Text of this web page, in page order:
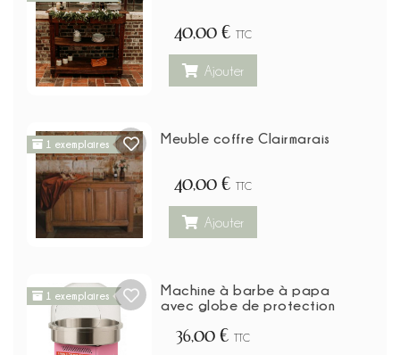
40,00 € TTC
Ajouter
1 exemplaires Meuble coffre Clairmarais
40,00 € TTC
Ajouter
1 exemplaires
Machine à barbe à papa
avec globe de protection
36,00 € TTC